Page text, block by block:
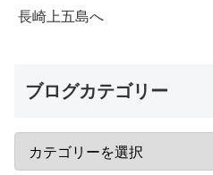
長崎上五島へ
ブログカテゴリー